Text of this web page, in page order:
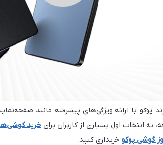
پوکو با ارائه ویژگی‌های پیشرفته مانند
به انتخاب اول بسیاری از کاربران برای خرید
گوشی پوکو خریداری کنید.